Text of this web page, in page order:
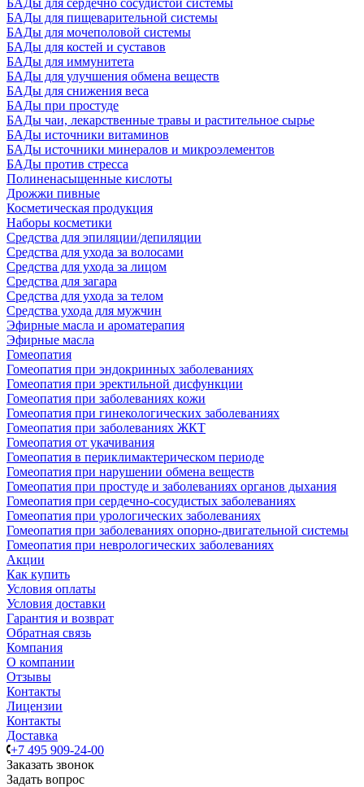
БАДы для сердечно сосудистой системы
БАДы для пищеварительной системы
БАДы для мочеполовой системы
БАДы для костей и суставов
БАДы для иммунитета
БАДы для улучшения обмена веществ
БАДы для снижения веса
БАДы при простуде
БАДы чаи, лекарственные травы и растительное сырье
БАДы источники витаминов
БАДы источники минералов и микроэлементов
БАДы против стресса
Полиненасыщенные кислоты
Дрожжи пивные
Косметическая продукция
Наборы косметики
Средства для эпиляции/депиляции
Средства для ухода за волосами
Средства для ухода за лицом
Средства для загара
Средства для ухода за телом
Средства ухода для мужчин
Эфирные масла и ароматерапия
Эфирные масла
Гомеопатия
Гомеопатия при эндокринных заболеваниях
Гомеопатия при эректильной дисфункции
Гомеопатия при заболеваниях кожи
Гомеопатия при гинекологических заболеваниях
Гомеопатия при заболеваниях ЖКТ
Гомеопатия от укачивания
Гомеопатия в периклимактерическом периоде
Гомеопатия при нарушении обмена веществ
Гомеопатия при простуде и заболеваниях органов дыхания
Гомеопатия при сердечно-сосудистых заболеваниях
Гомеопатия при урологических заболеваниях
Гомеопатия при заболеваниях опорно-двигательной системы
Гомеопатия при неврологических заболеваниях
Акции
Как купить
Условия оплаты
Условия доставки
Гарантия и возврат
Обратная связь
Компания
О компании
Отзывы
Контакты
Лицензии
Контакты
Доставка
+7 495 909-24-00
Заказать звонок
Задать вопрос